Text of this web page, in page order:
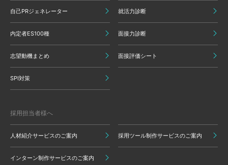
自己PRジェネレーター 就活力診断
内定者ES100種 面接力診断
志望動機まとめ 面接評価シート
SPI対策
採用担当者様へ
人材紹介サービスのご案内 採用ツール制作サービスのご案内
インターン制作サービスのご案内